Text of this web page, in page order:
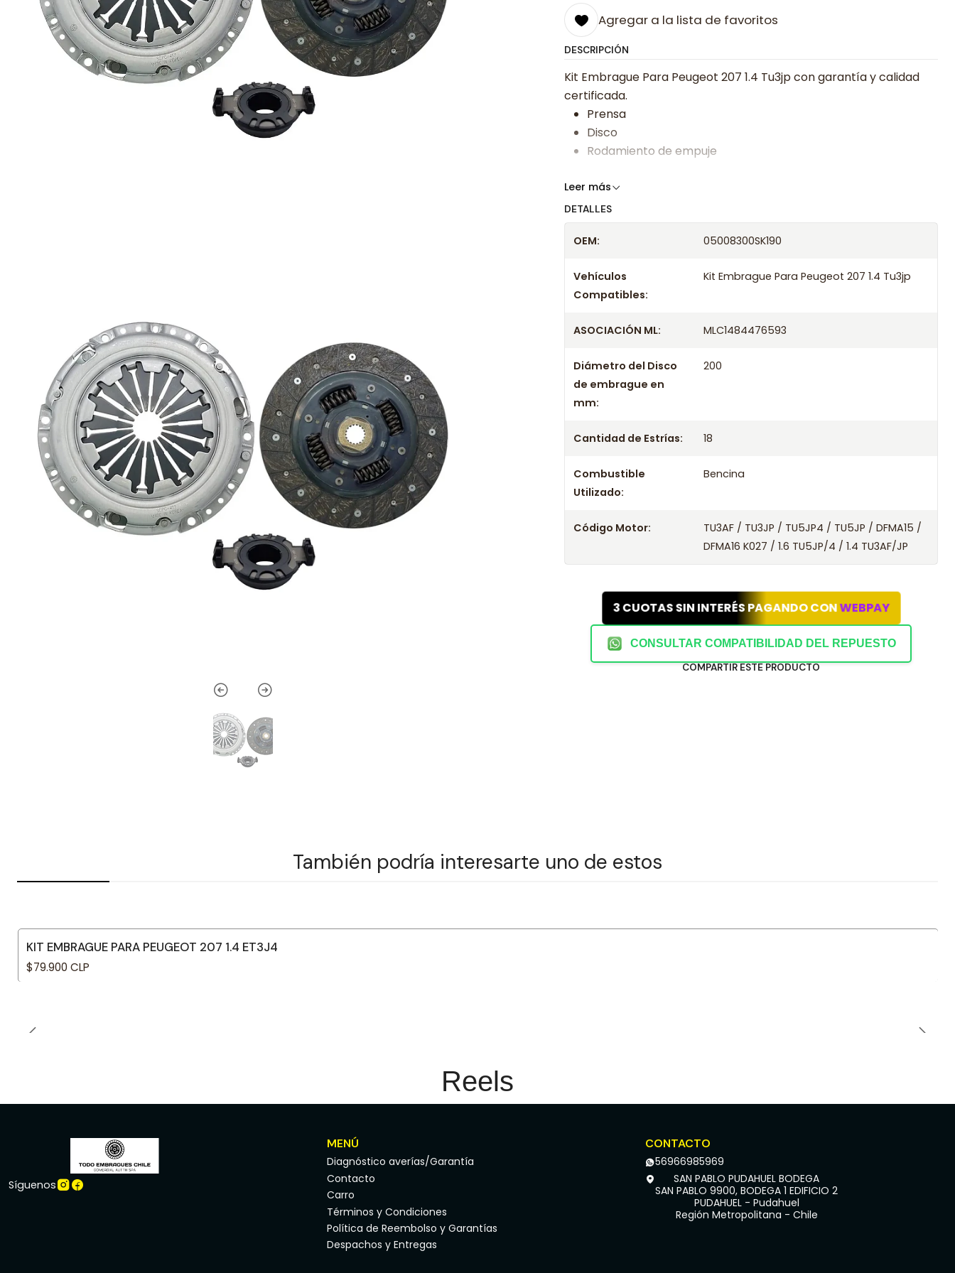
Agregar a la lista de favoritos
DESCRIPCIÓN
Kit Embrague Para Peugeot 207 1.4 Tu3jp con garantía y calidad
certificada.
Prensa
Disco
Rodamiento de empuje
Somos especialistas en embragues desde 2019, ofreciendo precios
confirmación.
Leer más
DETALLES
OEM: 05008300SK190
Vehículos
Compatibles:
Kit Embrague Para Peugeot 207 1.4 Tu3jp
ASOCIACIÓN ML: MLC1484476593
Diámetro del Disco
de embrague en
mm:
200
Cantidad de Estrías: 18
Combustible
Utilizado:
Bencina
Código Motor:
TU3AF / TU3JP / TU5JP4 / TU5JP / DFMA15 /
DFMA16 K027 / 1.6 TU5JP/4 / 1.4 TU3AF/JP
3 CUOTAS SIN INTERÉS PAGANDO CONWEBPAY
CONSULTAR COMPATIBILIDAD DEL REPUESTO
COMPARTIR ESTE PRODUCTO
También podría interesarte uno de estos
KIT EMBRAGUE PARA PEUGEOT 207 1.4 ET3J4
$79.900 CLP
Reels
Síguenos
MENÚ
Diagnóstico averías/Garantía
Contacto
Carro
Términos y Condiciones
Política de Reembolso y Garantías
Despachos y Entregas
CONTACTO
56966985969
SAN PABLO PUDAHUEL BODEGA
SAN PABLO 9900, BODEGA 1 EDIFICIO 2
PUDAHUEL - Pudahuel
Región Metropolitana - Chile